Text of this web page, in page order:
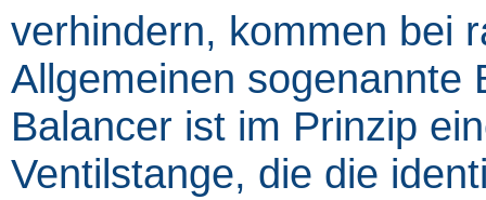
verhindern, kommen bei
Allgemeinen sogenannte
Balancer ist im Prinzip
Ventilstange, die die